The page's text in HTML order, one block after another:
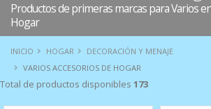
Productos de primeras marcas para Varios
Hogar
INICIO HOGAR
DECORACIÓN Y MENAJE
VARIOS ACCESORIOS DE HOGAR
Total de productos disponibles 173